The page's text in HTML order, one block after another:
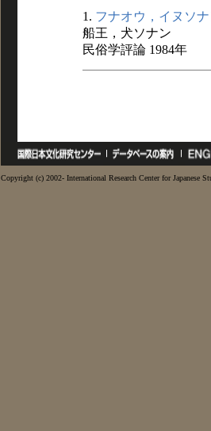
1. フナオウ，イヌソナ
船王，犬ソナン
民俗学評論 1984年
Copyright (c) 2002- International Research Center for Japanese